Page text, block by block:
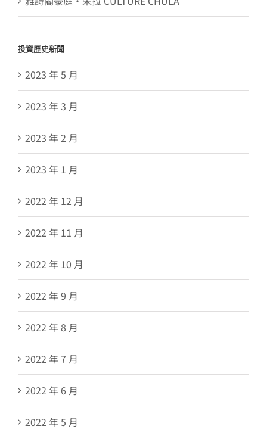
投資歷史新聞
2023 年 5 月
2023 年 3 月
2023 年 2 月
2023 年 1 月
2022 年 12 月
2022 年 11 月
2022 年 10 月
2022 年 9 月
2022 年 8 月
2022 年 7 月
2022 年 6 月
2022 年 5 月